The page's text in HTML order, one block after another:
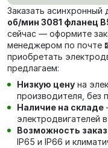
Заказать асинхронный
об/мин 3081 фланец
сейчас — оформите
менеджером по почте
приобретать
предлагаем:
Низкую цену на
производителя, без
Наличие на складе
электродвигателей
Возможность
IP65 и IP66 и